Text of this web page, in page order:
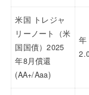
米国 トレジャ
リーノート（米
国国債）2025
年8月償還
(AA+/Aaa)
年